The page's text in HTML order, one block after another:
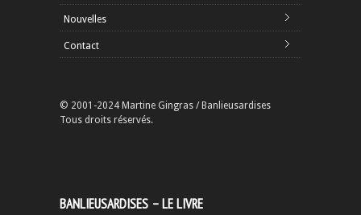
Nouvelles
Contact
© 2001-2024 Martine Gingras / Banlieusardises
Tous droits réservés.
BANLIEUSARDISES – LE LIVRE